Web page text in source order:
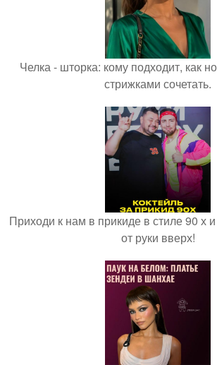
Челка - шторка: кому подходит, как
стрижками сочетать.
Приходи к нам в прикиде в стиле 90 х
от руки вверх!